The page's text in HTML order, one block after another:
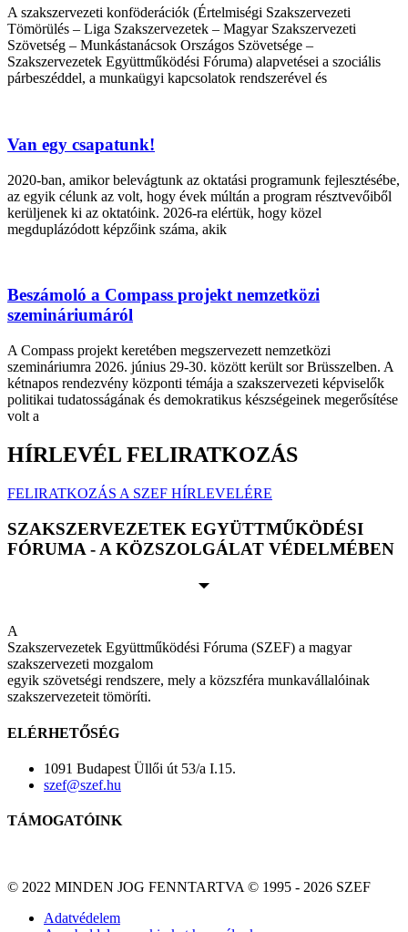
A szakszervezeti konföderációk (Értelmiségi Szakszervezeti
Tömörülés – Liga Szakszervezetek – Magyar Szakszervezeti
Szövetség – Munkástanácsok Országos Szövetsége –
Szakszervezetek Együttműködési Fóruma) alapvetései a szociális
párbeszéddel, a munkaügyi kapcsolatok rendszerével és
Van egy csapatunk!
2020-ban, amikor belevágtunk az oktatási programunk fejlesztésébe,
az egyik célunk az volt, hogy évek múltán a program résztvevőiből
kerüljenek ki az oktatóink. 2026-ra elértük, hogy közel
megduplázódott képzőink száma, akik
Beszámoló a Compass projekt nemzetközi
szemináriumáról
A Compass projekt keretében megszervezett nemzetközi
szemináriumra 2026. június 29-30. között került sor Brüsszelben. A
kétnapos rendezvény központi témája a szakszervezeti képviselők
politikai tudatosságának és demokratikus készségeinek megerősítése
volt a
HÍRLEVÉL FELIRATKOZÁS
FELIRATKOZÁS A SZEF HÍRLEVELÉRE
SZAKSZERVEZETEK EGYÜTTMŰKÖDÉSI
FÓRUMA - A KÖZSZOLGÁLAT VÉDELMÉBEN
A
Szakszervezetek Együttműködési Fóruma (SZEF) a magyar
szakszervezeti mozgalom
egyik szövetségi rendszere, mely a közszféra munkavállalóinak
szakszervezeteit tömöríti.
ELÉRHETŐSÉG
1091 Budapest Üllői út 53/a I.15.
szef@szef.hu
TÁMOGATÓINK
© 2022 MINDEN JOG FENNTARTVA © 1995 - 2026 SZEF
Adatvédelem